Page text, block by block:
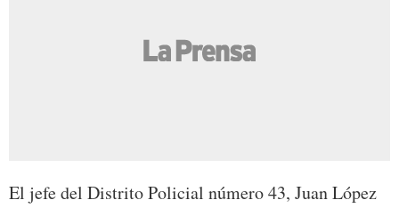
El jefe del Distrito Policial número 43, Juan López